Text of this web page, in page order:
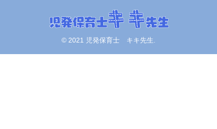
© 2021 児発保育士 キキ先生.